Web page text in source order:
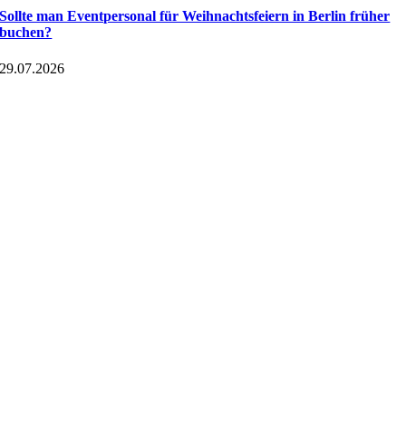
Sollte man Eventpersonal für Weihnachtsfeiern in Berlin früher
buchen?
29.07.2026